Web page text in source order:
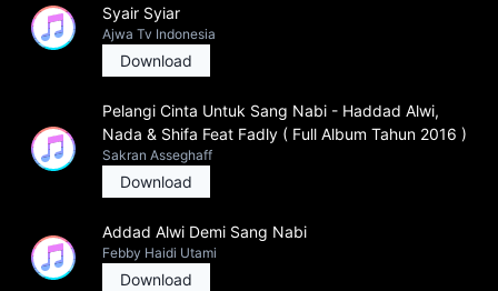
Syair Syiar
Ajwa Tv Indonesia
Download
Pelangi Cinta Untuk Sang Nabi - Haddad Alwi,
Nada & Shifa Feat Fadly ( Full Album Tahun 2016 )
Sakran Asseghaff
Download
Addad Alwi Demi Sang Nabi
Febby Haidi Utami
Download